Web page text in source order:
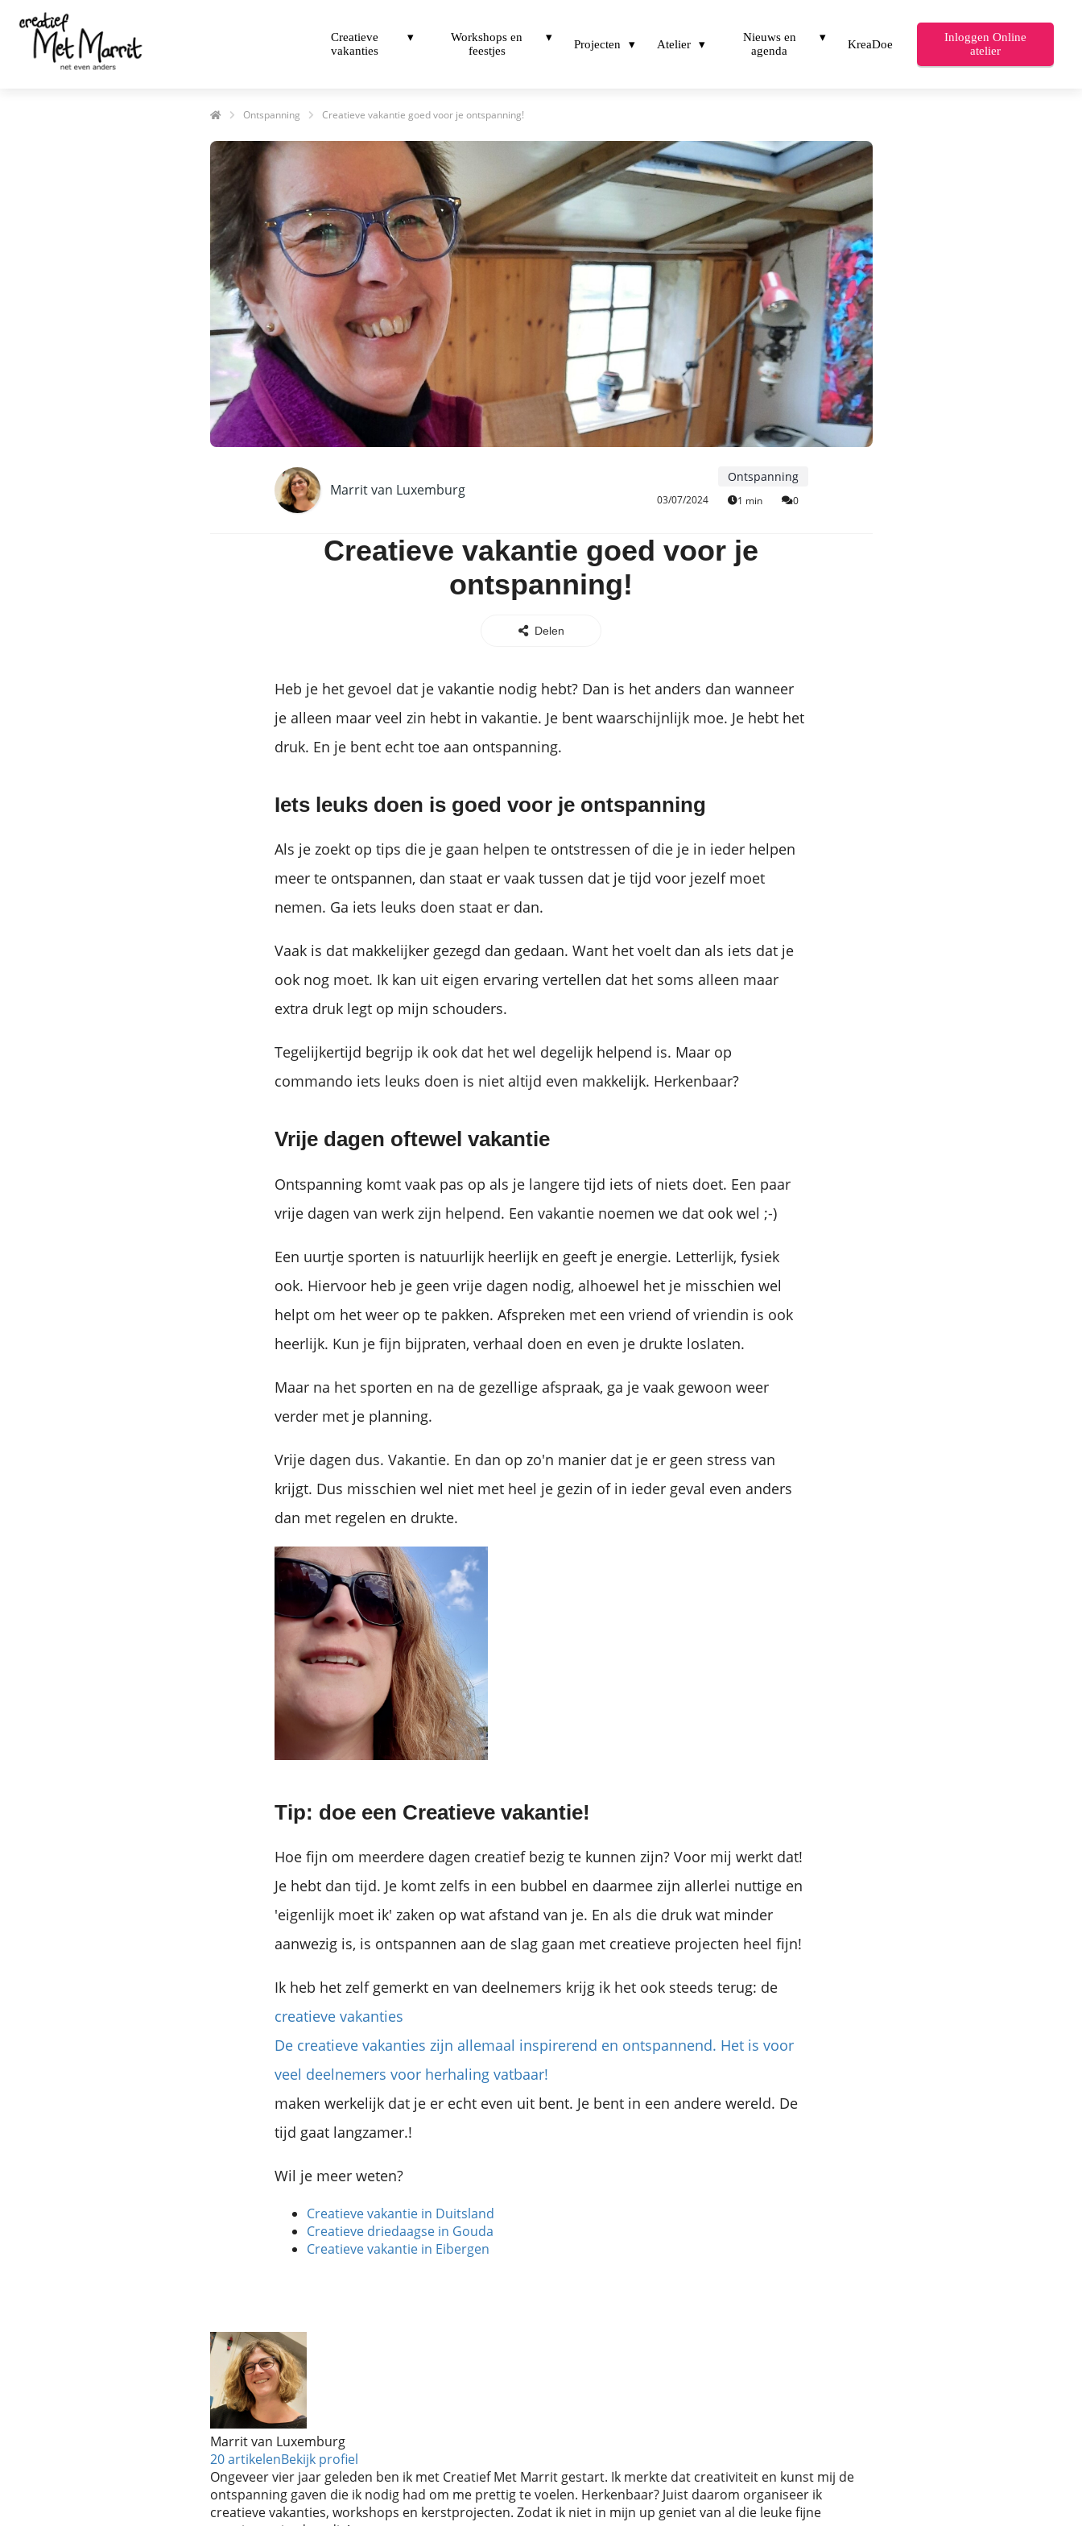
Creatieve
vakanties
Workshops en
feestjes
Projecten Atelier
Nieuws en
agenda
KreaDoe
Inloggen Online
atelier
Ontspanning Creatieve vakantie goed voor je ontspanning!
Marrit van Luxemburg
Ontspanning
03/07/2024 1 min 0
Creatieve vakantie goed voor je
ontspanning!
Delen
Heb je het gevoel dat je vakantie nodig hebt? Dan is het anders dan wanneer
je alleen maar veel zin hebt in vakantie. Je bent waarschijnlijk moe. Je hebt het
druk. En je bent echt toe aan ontspanning.
Iets leuks doen is goed voor je ontspanning
Als je zoekt op tips die je gaan helpen te ontstressen of die je in ieder helpen
meer te ontspannen, dan staat er vaak tussen dat je tijd voor jezelf moet
nemen. Ga iets leuks doen staat er dan.
Vaak is dat makkelijker gezegd dan gedaan. Want het voelt dan als iets dat je
ook nog moet. Ik kan uit eigen ervaring vertellen dat het soms alleen maar
extra druk legt op mijn schouders.
Tegelijkertijd begrijp ik ook dat het wel degelijk helpend is. Maar op
commando iets leuks doen is niet altijd even makkelijk. Herkenbaar?
Vrije dagen oftewel vakantie
Ontspanning komt vaak pas op als je langere tijd iets of niets doet. Een paar
vrije dagen van werk zijn helpend. Een vakantie noemen we dat ook wel ;-)
Een uurtje sporten is natuurlijk heerlijk en geeft je energie. Letterlijk, fysiek
ook. Hiervoor heb je geen vrije dagen nodig, alhoewel het je misschien wel
helpt om het weer op te pakken. Afspreken met een vriend of vriendin is ook
heerlijk. Kun je fijn bijpraten, verhaal doen en even je drukte loslaten.
Maar na het sporten en na de gezellige afspraak, ga je vaak gewoon weer
verder met je planning.
Vrije dagen dus. Vakantie. En dan op zo'n manier dat je er geen stress van
krijgt. Dus misschien wel niet met heel je gezin of in ieder geval even anders
dan met regelen en drukte.
Tip: doe een Creatieve vakantie!
Hoe fijn om meerdere dagen creatief bezig te kunnen zijn? Voor mij werkt dat!
Je hebt dan tijd. Je komt zelfs in een bubbel en daarmee zijn allerlei nuttige en
'eigenlijk moet ik' zaken op wat afstand van je. En als die druk wat minder
aanwezig is, is ontspannen aan de slag gaan met creatieve projecten heel fijn!
Ik heb het zelf gemerkt en van deelnemers krijg ik het ook steeds terug: de
creatieve vakanties
De creatieve vakanties zijn allemaal inspirerend en ontspannend. Het is voor
veel deelnemers voor herhaling vatbaar!
maken werkelijk dat je er echt even uit bent. Je bent in een andere wereld. De
tijd gaat langzamer.!
Wil je meer weten?
Creatieve vakantie in Duitsland
Creatieve driedaagse in Gouda
Creatieve vakantie in Eibergen
Marrit van Luxemburg
20 artikelenBekijk profiel
Ongeveer vier jaar geleden ben ik met Creatief Met Marrit gestart. Ik merkte dat creativiteit en kunst mij de
ontspanning gaven die ik nodig had om me prettig te voelen. Herkenbaar? Juist daarom organiseer ik
creatieve vakanties, workshops en kerstprojecten. Zodat ik niet in mijn up geniet van al die leuke fijne